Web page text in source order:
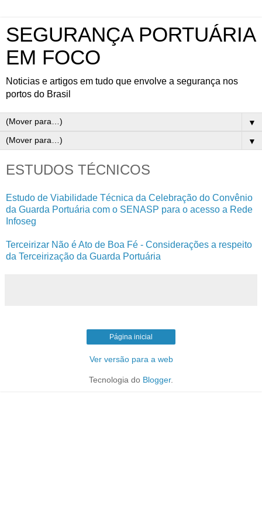
SEGURANÇA PORTUÁRIA
EM FOCO
Noticias e artigos em tudo que envolve a segurança nos
portos do Brasil
▼
▼
ESTUDOS TÉCNICOS
Estudo de Viabilidade Técnica da Celebração do Convênio
da Guarda Portuária com o SENASP para o acesso a Rede
Infoseg
Terceirizar Não é Ato de Boa Fé - Considerações a respeito
da Terceirização da Guarda Portuária
Página inicial
Ver versão para a web
Tecnologia do Blogger.